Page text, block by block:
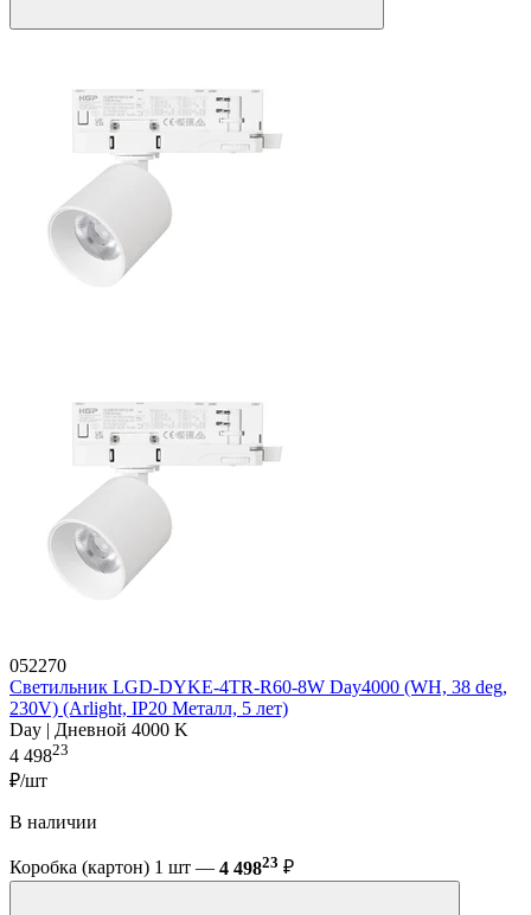
052270
Светильник LGD-DYKE-4TR-R60-8W Day4000 (WH, 38 deg,
230V) (Arlight, IP20 Металл, 5 лет)
Day | Дневной 4000 K
4 49823
₽/шт
В наличии
Коробка (картон) 1 шт — 4 49823 ₽